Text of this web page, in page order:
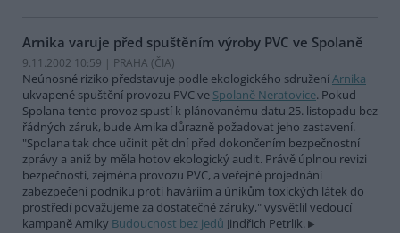
Arnika varuje před spuštěním výroby PVC ve Spolaně
9.11.2002 10:59 | PRAHA (ČIA)
Neúnosné riziko představuje podle ekologického sdruženíArnika
ukvapené spuštění provozu PVC ve Spolaně Neratovice. Pokud
Spolana tento provoz spustí k plánovanému datu 25. listopadu bez
řádných záruk, bude Arnika důrazně požadovat jeho zastavení.
"Spolana tak chce učinit pět dní před dokončením bezpečnostní
zprávy a aniž by měla hotov ekologický audit. Právě úplnou revizi
bezpečnosti, zejména provozu PVC, a veřejné projednání
zabezpečení podniku proti haváriím a únikům toxických látek do
prostředí považujeme za dostatečné záruky," vysvětlil vedoucí
kampaně Arniky Budoucnost bez jedů Jindřich Petrlík.